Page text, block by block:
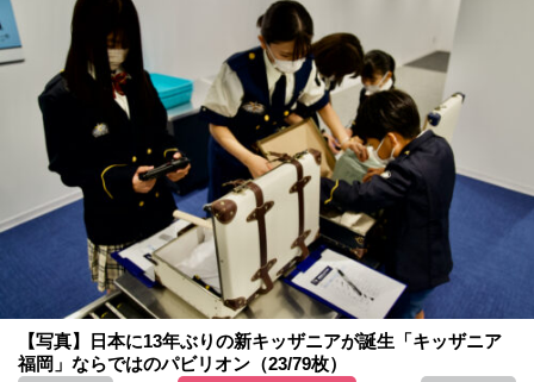
【写真】日本に13年ぶりの新キッザニアが誕生「キッザニア
福岡」ならではのパビリオン（23/79枚）